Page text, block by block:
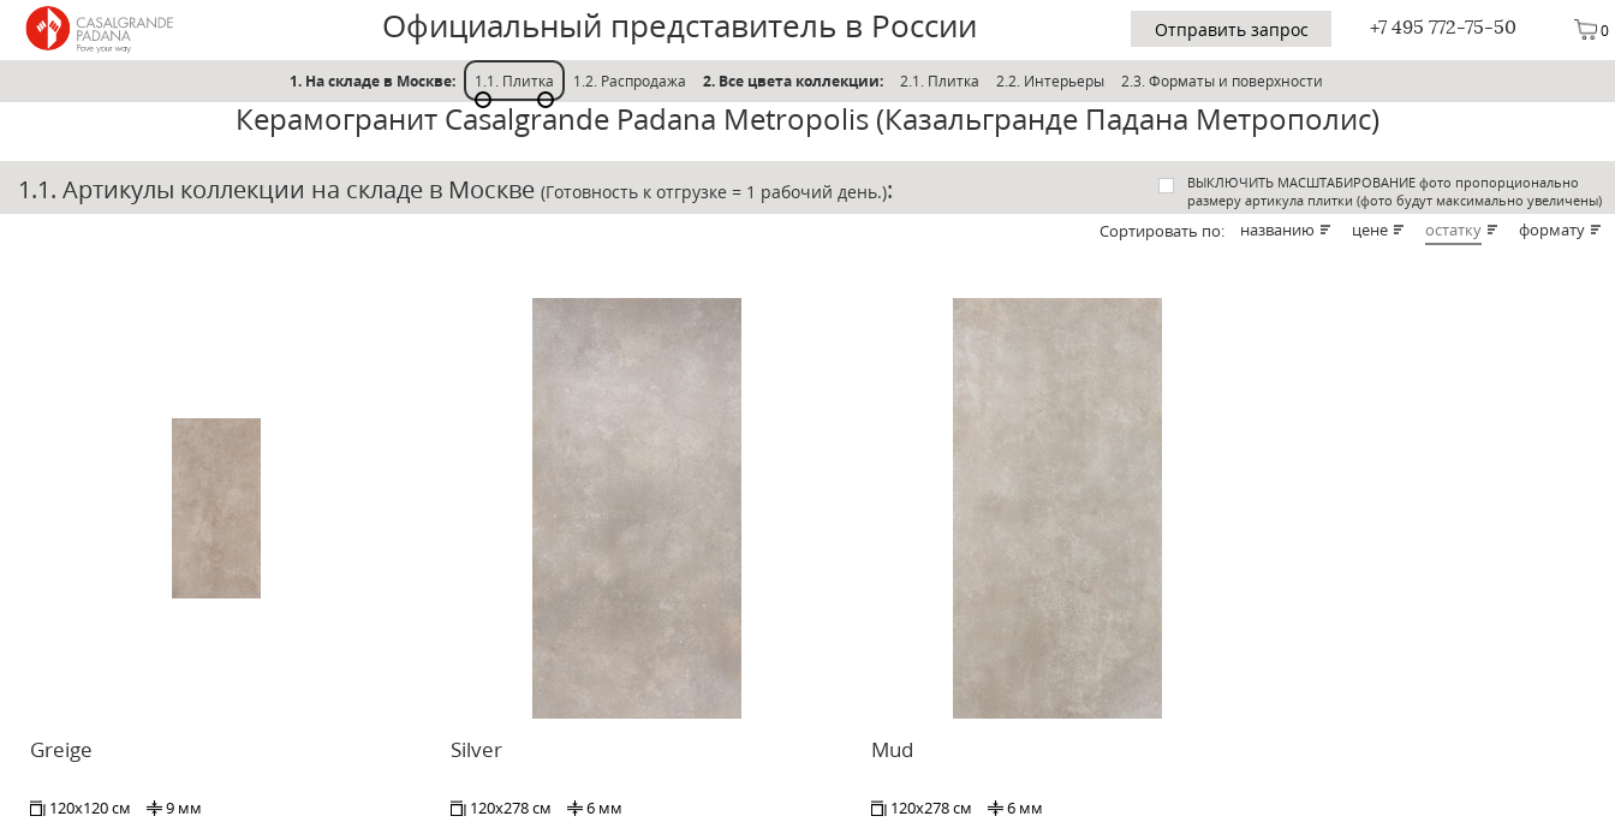
0
Официальный представитель в России +7 495 772-75-50
Отправить запрос
1. На складе в Москве: 1.1. Плитка 1.2. Распродажа 2. Все цвета коллекции: 2.1. Плитка 2.2. Интерьеры 2.3. Форматы и поверхности
Керамогранит Casalgrande Padana Metropolis (Казальгранде Падана Метрополис)
1.1. Артикулы коллекции на складе в Москве (Готовность к отгрузке = 1 рабочий день.):
ВЫКЛЮЧИТЬ МАСШТАБИРОВАНИЕ фото пропорционально
размеру артикула плитки (фото будут максимально увеличены)
Cортировать по: названию цене остатку формату
Greige
120x120 см
9 мм
Silver
120x278 см
6 мм
Mud
120x278 см
6 мм